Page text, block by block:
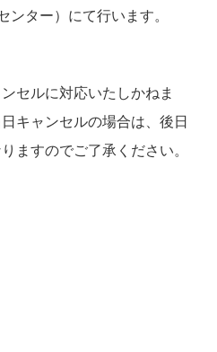
ンター）にて行います。
セルに対応いたしかねま
キャンセルの場合は、後日
ますのでご了承ください。